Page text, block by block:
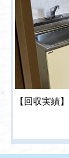
【回収実績